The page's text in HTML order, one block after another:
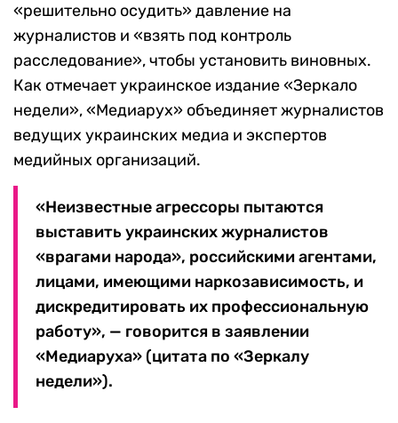
«решительно осудить» давление на
журналистов и «взять под контроль
расследование», чтобы установить виновных.
Как отмечает украинское издание «Зеркало
недели», «Медиарух» объединяет журналистов
ведущих украинских медиа и экспертов
медийных организаций.
«Неизвестные агрессоры пытаются
выставить украинских журналистов
«врагами народа», российскими агентами,
лицами, имеющими наркозависимость, и
дискредитировать их профессиональную
работу», — говорится в заявлении
«Медиаруха» (цитата по «Зеркалу
недели»).